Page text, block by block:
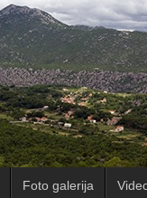
Foto galerija